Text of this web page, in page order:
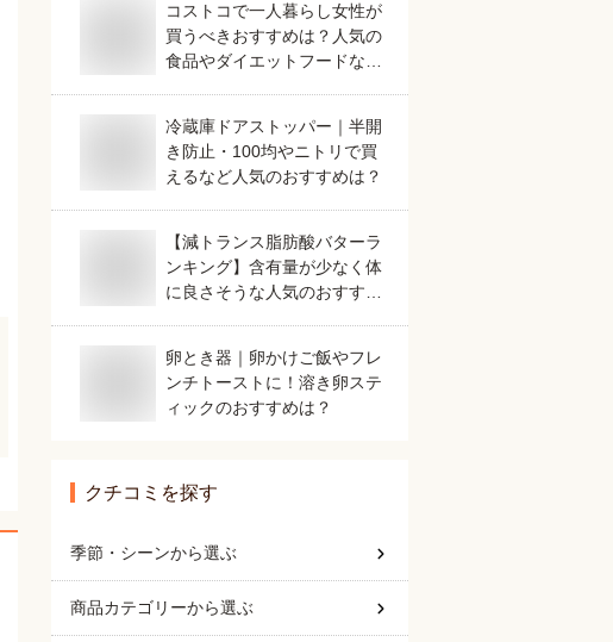
コストコで一人暮らし女性が
買うべきおすすめは？人気の
食品やダイエットフードなど
冷蔵庫ドアストッパー｜半開
き防止・100均やニトリで買
えるなど人気のおすすめは？
【減トランス脂肪酸バターラ
ンキング】含有量が少なく体
に良さそうな人気のおすすめ
卵とき器｜卵かけご飯やフレ
ンチトーストに！溶き卵ステ
ィックのおすすめは？
クチコミを探す
季節・シーンから選ぶ
商品カテゴリーから選ぶ